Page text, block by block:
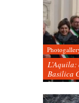
Basilica